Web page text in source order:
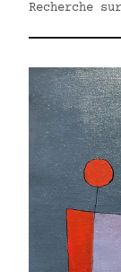
Recherche